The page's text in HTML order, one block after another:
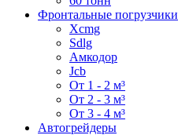
Фронтальные погрузчики
Xcmg
Sdlg
Амкодор
Jcb
От 1 - 2 м³
От 2 - 3 м³
От 3 - 4 м³
Автогрейдеры